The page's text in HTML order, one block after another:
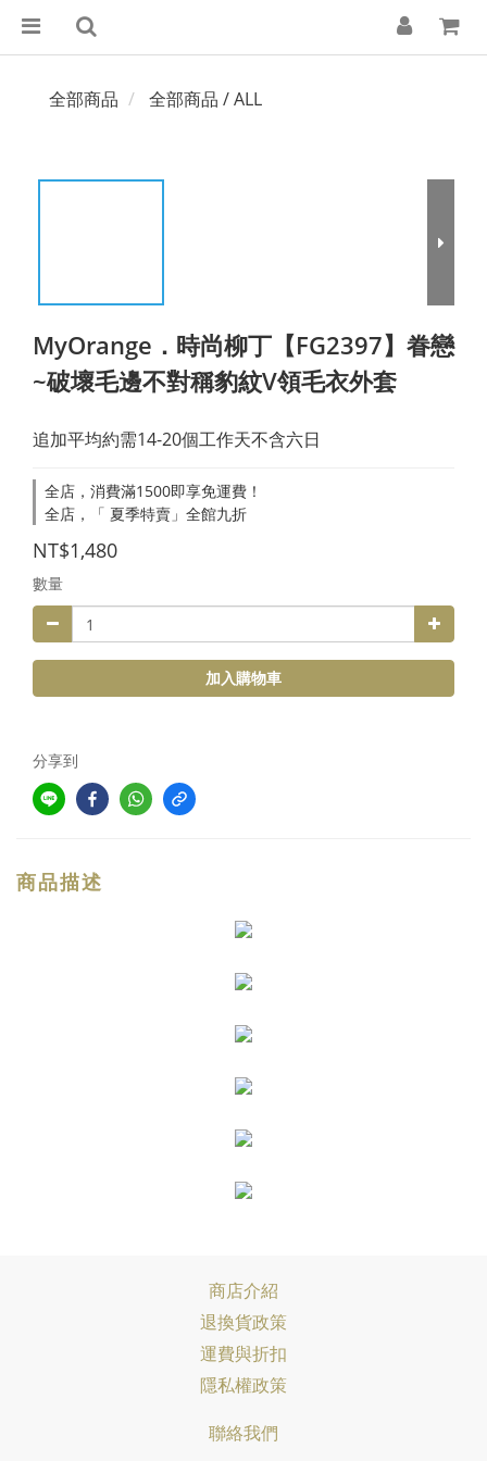
全部商品 全部商品 / ALL
MyOrange．時尚柳丁【FG2397】眷戀
~破壞毛邊不對稱豹紋V領毛衣外套
追加平均約需14-20個工作天不含六日
全店，消費滿1500即享免運費！
全店，「 夏季特賣」全館九折
NT$1,480
數量
加入購物車
分享到
商品描述
商店介紹
退換貨政策
運費與折扣
隱私權政策
聯絡我們